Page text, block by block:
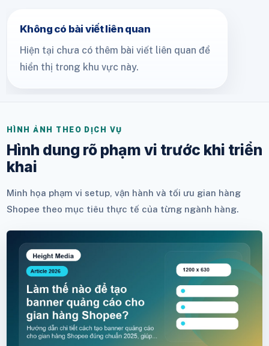
Không có bài viết liên quan
Hiện tại chưa có thêm bài viết liên quan để
hiển thị trong khu vực này.
HÌNH ẢNH THEO DỊCH VỤ
Hình dung rõ phạm vi trước khi triển
khai
Minh họa phạm vi setup, vận hành và tối ưu gian hàng
Shopee theo mục tiêu thực tế của từng ngành hàng.